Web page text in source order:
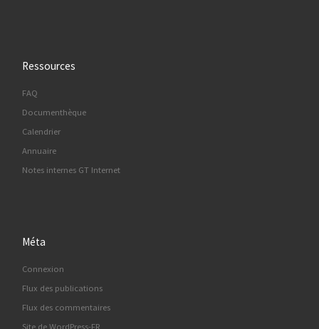
Ressources
FAQ
Documenthèque
Calendrier
Annuaire
Notes internes GT Internet
Méta
Connexion
Flux des publications
Flux des commentaires
Site de WordPress-FR